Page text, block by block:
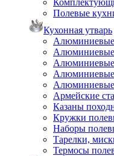
Полевые
Кухонная утварь
Алюминиевые
Армейские
Казаны
Кружки
Наборы
Тарелки,
Термосы